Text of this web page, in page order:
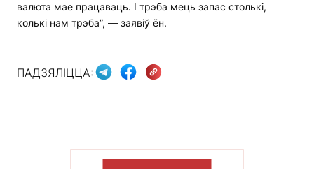
валюта мае працаваць. І трэба мець запас столькі,
колькі нам трэба”, — заявіў ён.
ПАДЗЯЛІЦЦА: